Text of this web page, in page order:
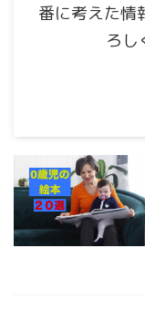
番に考えた情
ろし